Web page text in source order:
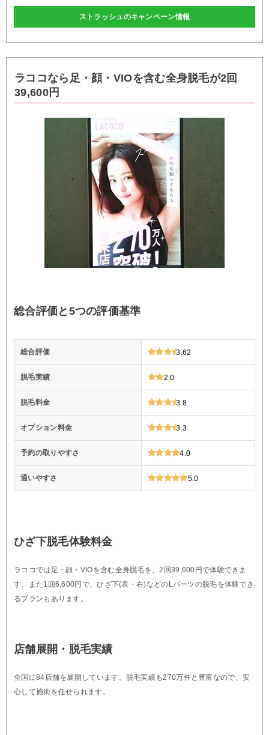
ストラッシュのキャンペーン情報
ラココなら足・顔・VIOを含む全身脱毛が2回
39,600円
総合評価と5つの評価基準
総合評価 3.62
脱毛実績 2.0
脱毛料金 3.8
オプション料金 3.3
予約の取りやすさ 4.0
通いやすさ 5.0
ひざ下脱毛体験料金
ラココでは足・顔・VIOを含む全身脱毛を、2回39,600円で体験できま
す。また1回6,600円で、ひざ下(表・右)などのLパーツの脱毛を体験でき
るプランもあります。
店舗展開・脱毛実績
全国に84店舗を展開しています。脱毛実績も270万件と豊富なので、安
心して施術を任せられます。